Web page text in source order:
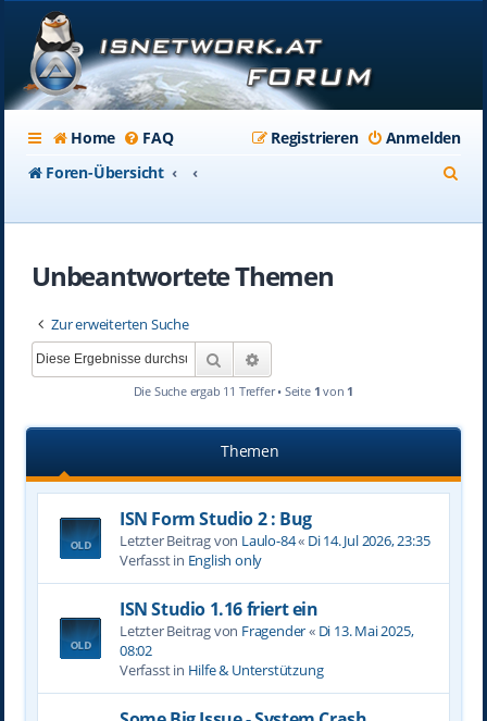
Home FAQ Anmelden
Registrieren
Foren-Übersicht
Unbeantwortete Themen
Zur erweiterten Suche
Suche
Die Suche ergab 11 Treffer • Seite 1 von 1
Themen
ISN Form Studio 2 : Bug
Letzter Beitrag von Laulo-84« Di 14. Jul 2026, 23:35
Verfasst in English only
ISN Studio 1.16 friert ein
Letzter Beitrag von Fragender« Di 13. Mai 2025,
08:02
Verfasst in Hilfe & Unterstützung